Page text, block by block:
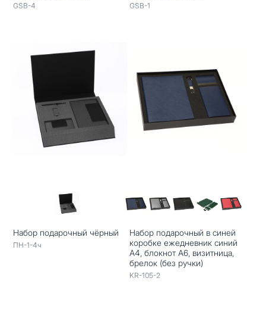
GSB-4 GSB-1
Набор подарочный чёрный
ПН-1-4ч
Набор подарочный в синей
коробке ежедневник синий
А4, блокнот А6, визитница,
брелок (без ручки)
KR-105-2